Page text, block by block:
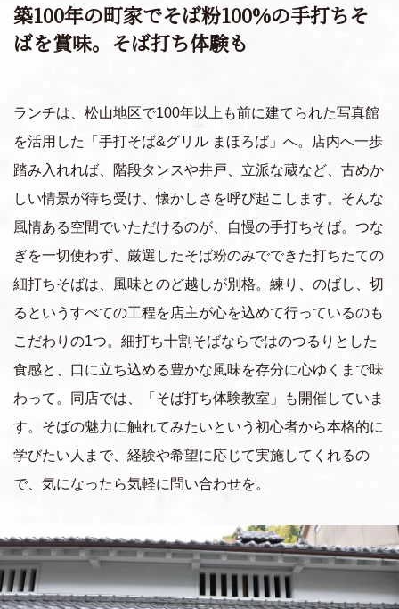
築100年の町家でそば粉100%の手打ちそ
ばを賞味。そば打ち体験も
ランチは、松山地区で100年以上も前に建てられた写真館
を活用した「手打そば&グリル まほろば」へ。店内へ一歩
踏み入れれば、階段タンスや井戸、立派な蔵など、古めか
しい情景が待ち受け、懐かしさを呼び起こします。そんな
風情ある空間でいただけるのが、自慢の手打ちそば。つな
ぎを一切使わず、厳選したそば粉のみでできた打ちたての
細打ちそばは、風味とのど越しが別格。練り、のばし、切
るというすべての工程を店主が心を込めて行っているのも
こだわりの1つ。細打ち十割そばならではのつるりとした
食感と、口に立ち込める豊かな風味を存分に心ゆくまで味
わって。同店では、「そば打ち体験教室」も開催していま
す。そばの魅力に触れてみたいという初心者から本格的に
学びたい人まで、経験や希望に応じて実施してくれるの
で、気になったら気軽に問い合わせを。